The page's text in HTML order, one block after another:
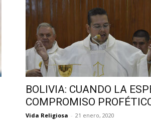
BOLIVIA: CUANDO LA
COMPROMISO
Vida Religiosa - 21 enero, 2020